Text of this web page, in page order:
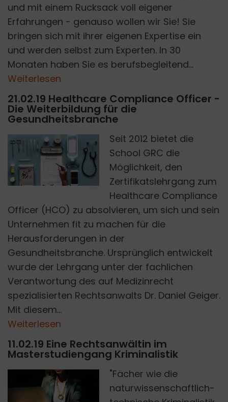
und mit einem Rucksack voll eigener
Erfahrungen - genauso wollen wir Sie! Sie
bringen sich mit ihrer eigenen Expertise ein
und werden selbst zum Experten. In 30
Monaten haben Sie es berufsbegleitend...
Weiterlesen
21.02.19 Healthcare Compliance Officer -
Die Weiterbildung für die
Gesundheitsbranche
R
A
W
P
I
X
EL
O
N
U
N
S
P
L
A
SH
Seit 2012 bietet die
School GRC die
Möglichkeit, den
Zertifikatslehrgang zum
Healthcare Compliance
Officer (HCO) zu absolvieren, um sich und sein
Unternehmen fit zu machen für die
Herausforderungen in der
Gesundheitsbranche. Ursprünglich entwickelt
wurde der Lehrgang unter der fachlichen
Verantwortung des auf Medizinrecht
spezialisierten Rechtsanwalts Dr. Daniel Geiger.
Mit diesem...
Weiterlesen
11.02.19 Eine Rechtsanwältin im
Masterstudiengang Kriminalistik
"Fächer wie die
naturwissenschaftlich-